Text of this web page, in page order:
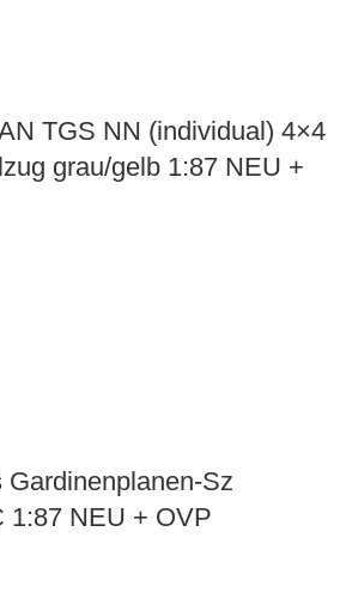
TGS NN (individual) 4×4
grau/gelb 1:87 NEU +
Gardinenplanen-Sz
1:87 NEU + OVP